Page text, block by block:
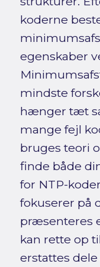
koderne
egenskaber
mindste
hænger tæt
mange fejl
bruges teori
finde både
for NTP-
fokuserer på
præsenteres
kan rette op
erstattes